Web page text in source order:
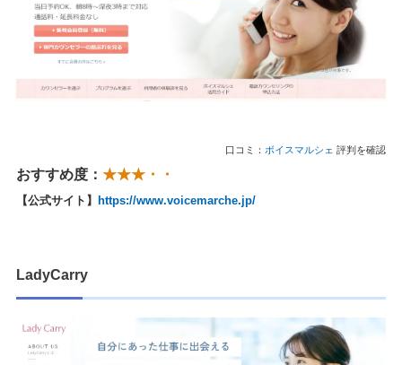
口コミ： ボイスマルシェ 評判を確認
おすすめ度： ★★★・・
【公式サイト】 https://www.voicemarche.jp/
LadyCarry